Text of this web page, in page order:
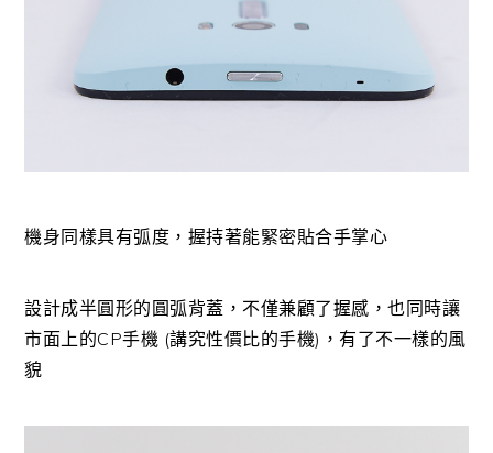
機身同樣具有弧度，握持著能緊密貼合手掌心
設計成半圓形的圓弧背蓋，不僅兼顧了握感，也同時讓
市面上的CP手機 (講究性價比的手機)，有了不一樣的風
貌